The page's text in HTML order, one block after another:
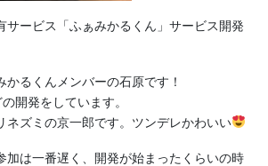
サービス「ふぁみかるくん」サービス開発
かるくんメンバーの石原です！
開発をしています。
ネズミの京一郎です。ツンデレかわいい
加は一番遅く、開発が始まったくらいの時